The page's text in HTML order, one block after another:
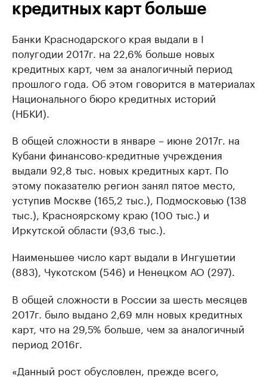
кредитных карт больше
Банки Краснодарского края выдали в I
полугодии 2017г. на 22,6% больше новых
кредитных карт, чем за аналогичный период
прошлого года. Об этом говорится в материалах
Национального бюро кредитных историй
(НБКИ).
В общей сложности в январе – июне 2017г. на
Кубани финансово-кредитные учреждения
выдали 92,8 тыс. новых кредитных карт. По
этому показателю регион занял пятое место,
уступив Москве (165,2 тыс.), Подмосковью (138
тыс.), Красноярскому краю (100 тыс.) и
Иркутской области (93,6 тыс.).
Наименьшее число карт выдали в Ингушетии
(883), Чукотском (546) и Ненецком АО (297).
В общей сложности в России за шесть месяцев
2017г. было выдано 2,69 млн новых кредитных
карт, что на 29,5% больше, чем за аналогичный
период 2016г.
«Данный рост обусловлен, прежде всего,